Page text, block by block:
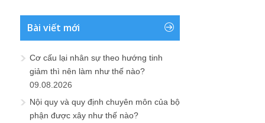
Bài viết mới
Cơ cấu lại nhân sự theo hướng tinh
giảm thì nên làm như thế nào?
09.08.2026
Nội quy và quy định chuyên môn của bộ
phận được xây như thế nào?